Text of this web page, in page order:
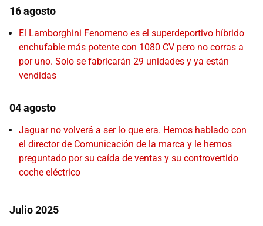
16 agosto
El Lamborghini Fenomeno es el superdeportivo híbrido
enchufable más potente con 1080 CV pero no corras a
por uno. Solo se fabricarán 29 unidades y ya están
vendidas
04 agosto
Jaguar no volverá a ser lo que era. Hemos hablado con
el director de Comunicación de la marca y le hemos
preguntado por su caída de ventas y su controvertido
coche eléctrico
Julio 2025